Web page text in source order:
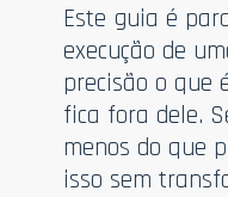
Este guia é
execução de
precisão o que
fica fora dele.
menos do que
isso sem